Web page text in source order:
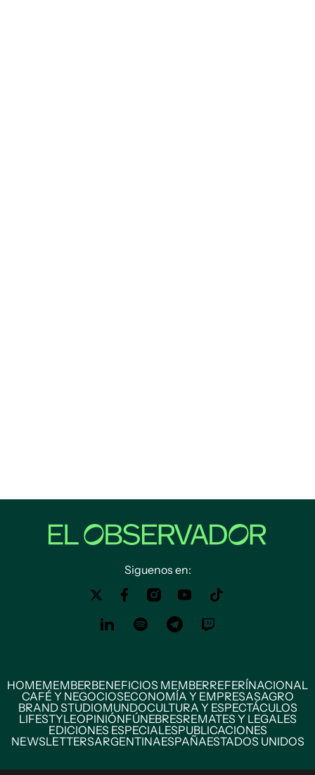
Siguenos en:
HOMEMEMBERBENEFICIOS MEMBERREFERÍNACIONAL
CAFÉ Y NEGOCIOSECONOMÍA Y EMPRESASAGRO
BRAND STUDIOMUNDOCULTURA Y ESPECTÁCULOS
LIFESTYLEOPINIÓNFÚNEBRESREMATES Y LEGALES
EDICIONES ESPECIALESPUBLICACIONES
NEWSLETTERSARGENTINAESPAÑAESTADOS UNIDOS